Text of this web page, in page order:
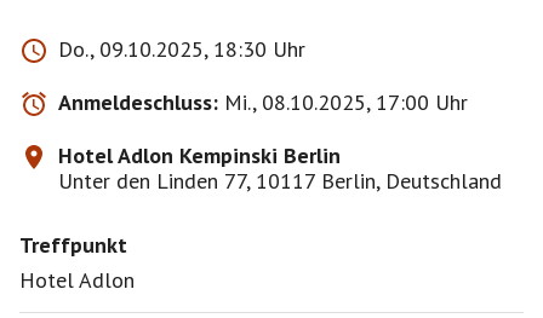
Do., 09.10.2025, 18:30 Uhr
Anmeldeschluss: Mi., 08.10.2025, 17:00 Uhr
Hotel Adlon Kempinski Berlin
Unter den Linden 77, 10117 Berlin, Deutschland
Treffpunkt
Hotel Adlon